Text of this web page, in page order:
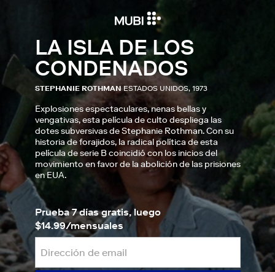
LA ISLA DE LOS
CONDENADOS
STEPHANIE ROTHMAN ESTADOS UNIDOS, 1973
Explosiones espectaculares, nenas bellas y
vengativas, esta película de culto despliega las
dotes subversivas de Stephanie Rothman. Con su
historia de forajidos, la radical política de esta
película de serie B coincidió con los inicios del
movimiento en favor de la abolición de las prisiones
en EUA.
Prueba 7 días gratis, luego
$14.99/mensuales